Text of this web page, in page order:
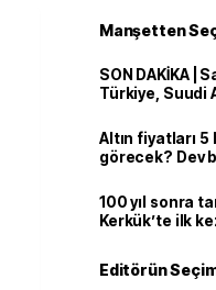
Manşetten
SON DAKİKA |
Türkiye, Suudi
Altın fiyatları 5
görecek? Dev
100 yıl sonra
Kerkük’te ilk
Editörün